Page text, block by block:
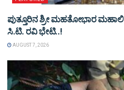
ಪುತ್ತೂರಿನ ಶ್ರೀ ಮಹತೋಭಾರ
ಸಿ.ಟಿ. ರವಿ ಭೇಟಿ..!
AUGUST 7, 2026